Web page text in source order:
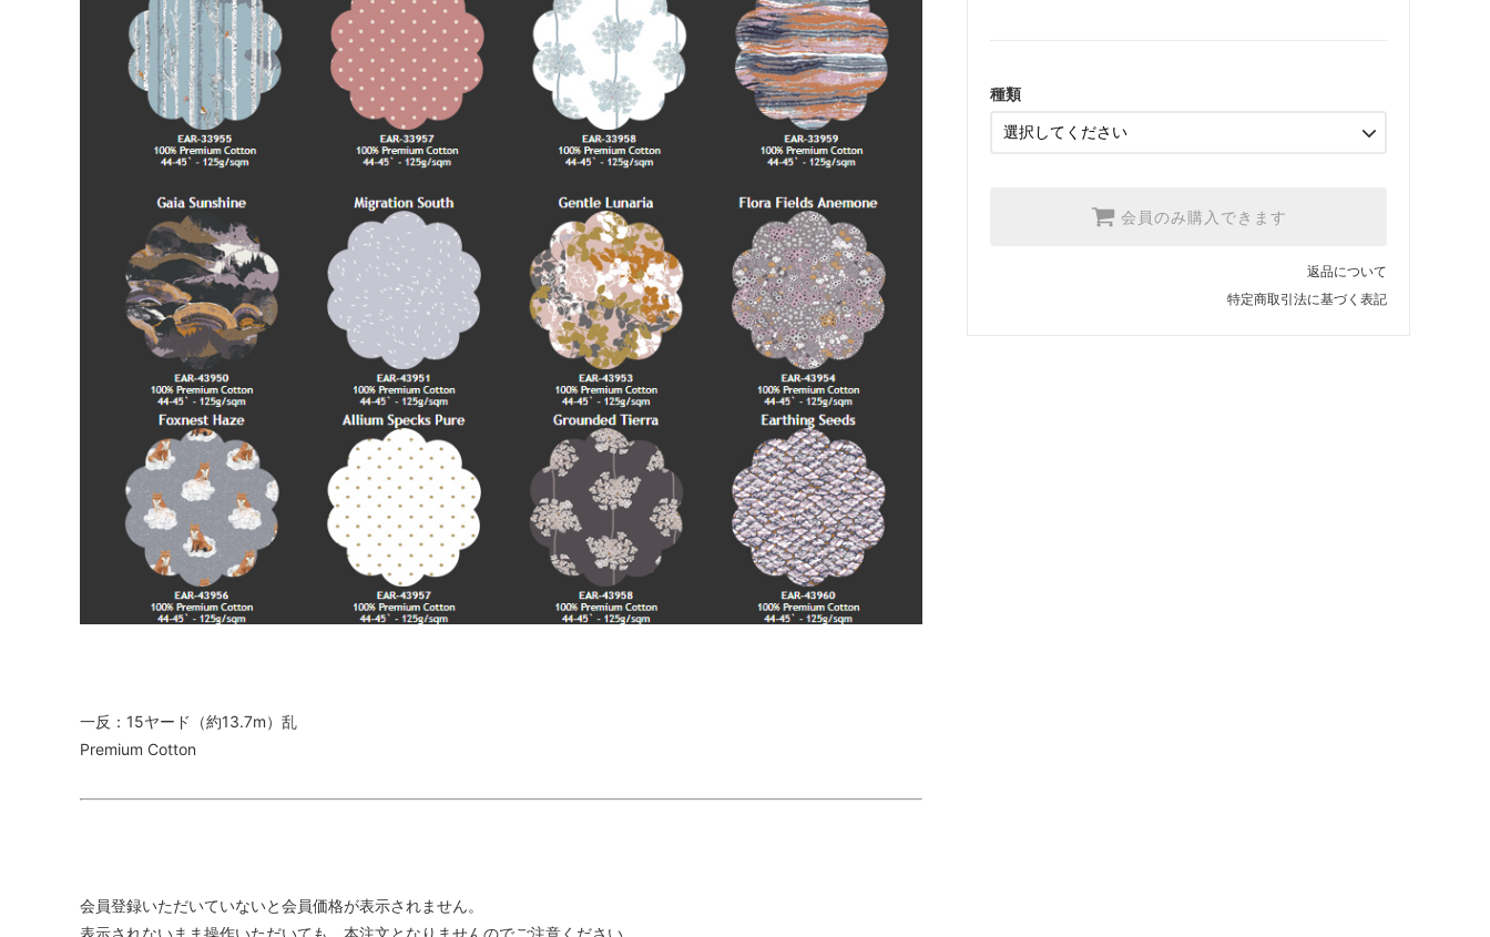
【2026/9/20〆10月発送予定
種類
会員のみ購入できます
返品について
特定商取引法に基づく表記
一反：15ヤード（約13.7m）乱
Premium Cotton
会員登録いただいていないと会員価格が表示されません。
表示されないまま操作いただいても、本注文となりませんのでご注意ください。